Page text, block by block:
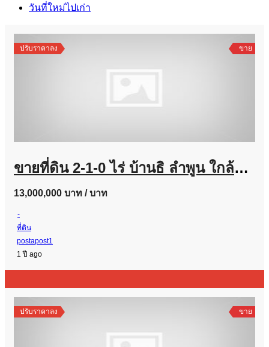
วันที่ใหม่ไปเก่า
ปรับราคาลง ขาย
ขายที่ดิน 2-1-0 ไร่ บ้านธิ ลำพูน ใกล้สนามบินใหม่ เหมาะทำรีสอร์ต-เวิร์กช็อป-คาเฟ่ วิวพาโนรามา เพียง 13 ล้าน
13,000,000 บาท / บาท
-
ที่ดิน
postapost1
1 ปี ago
ปรับราคาลง ขาย